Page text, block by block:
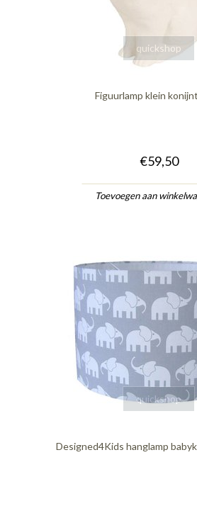
quickshop
Figuurlamp klein
€59,50
Toevoegen aan
quickshop
Designed4Kids hanglamp